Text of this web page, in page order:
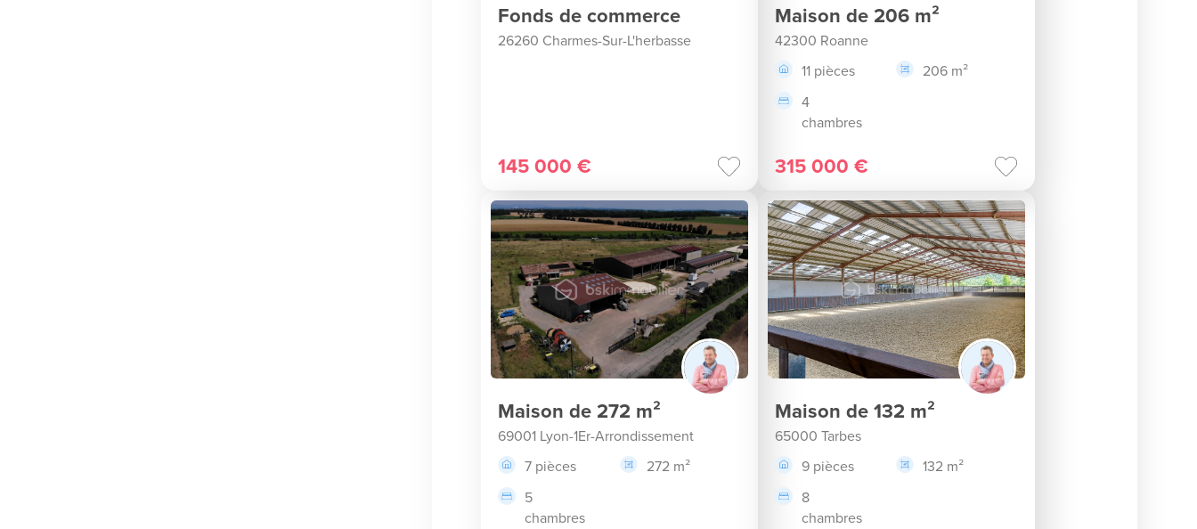
Fonds de commerce
26260 Charmes-Sur-L'herbasse
145 000 €
Maison de 206 m²
42300 Roanne
11 pièces
206 m²
4
chambres
315 000 €
Maison de 272 m²
69001 Lyon-1Er-Arrondissement
7 pièces
272 m²
5
chambres
Maison de 132 m²
65000 Tarbes
9 pièces
132 m²
8
chambres